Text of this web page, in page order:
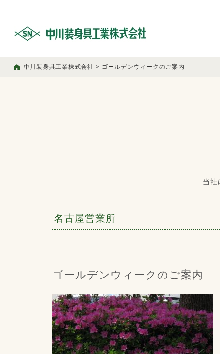
中川装身具工業株式会社 > ゴールデンウィークのご案内
当社
名古屋営業所
ゴールデンウィークのご案内